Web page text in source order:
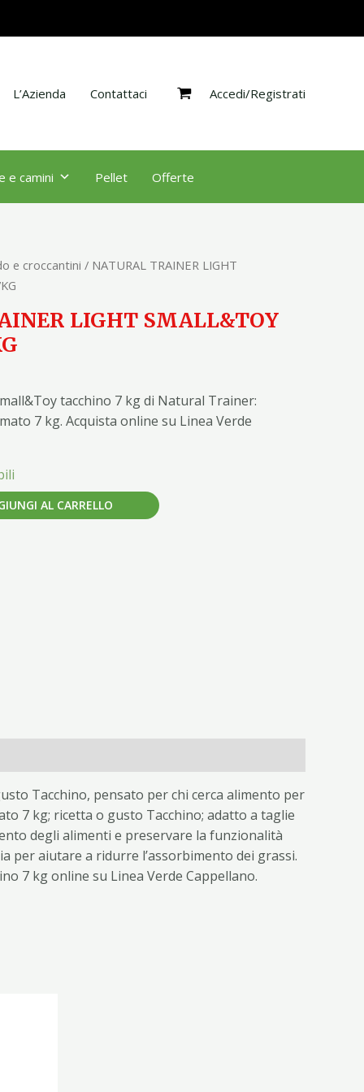
L’Azienda Contattaci Accedi/Registrati
e camini Pellet Offerte
e croccantini / NATURAL TRAINER LIGHT
LIGHT SMALL&TOY
tacchino 7 kg di Natural Trainer:
7 kg. Acquista online su Linea Verde
AL CARRELLO
Tacchino, pensato per chi cerca alimento per
7 kg; ricetta o gusto Tacchino; adatto a taglie
degli alimenti e preservare la funzionalità
per aiutare a ridurre l’assorbimento dei grassi.
7 kg online su Linea Verde Cappellano.
€.
TACCHINO